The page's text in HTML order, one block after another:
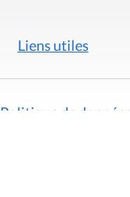
Liens utiles
Politique de données